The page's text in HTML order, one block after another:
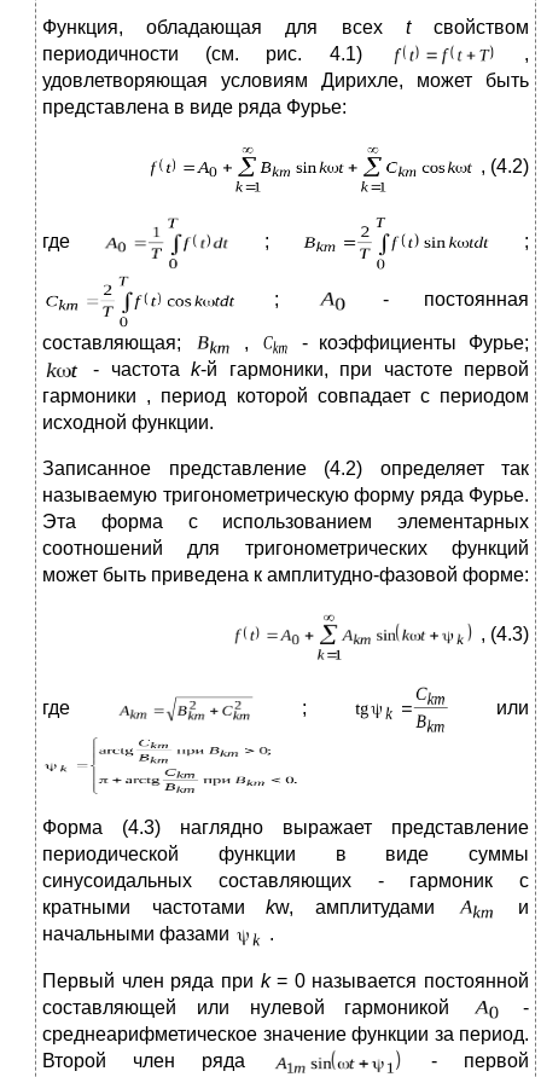
Функция, обладающая для всех tсвойством
периодичности (см. рис. 4.1)
,
удовлетворяющая условиям Дирихле, может быть
представлена в виде ряда Фурье:
, (4.2)
где ; ;
; - постоянная
составляющая; ,
- коэффициенты Фурье;
- частотаk-й гармоники, при частоте первой
гармоники , период которой совпадает с периодом
исходной функции.
Записанное представление (4.2) определяет так
называемую тригонометрическую форму ряда Фурье.
Эта форма с использованием элементарных
соотношений для тригонометрических функций
может быть приведена к амплитудно-фазовой форме:
, (4.3)
где ; или
Форма (4.3) наглядно выражает представление
периодической функции в виде суммы
синусоидальных составляющих - гармоник с
кратными частотамиkw, амплитудами
и
начальными фазами
.
Первый член ряда при k= 0 называется постоянной
составляющей или нулевой гармоникой
-
среднеарифметическое значение функции за период.
Второй член ряда
- первой